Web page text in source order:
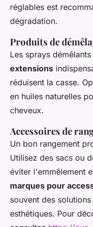
réglables est
dégradation.
Produits de
Les sprays
extensions
réduisent la casse.
en huiles naturelles
cheveux.
Accessoires de
Un bon rangement
Utilisez des sacs ou
éviter l'emmêlement
marques pour
souvent des
esthétiques. Pour